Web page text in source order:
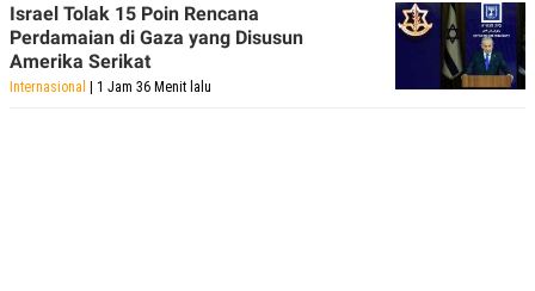
Israel Tolak 15 Poin Rencana
Perdamaian di Gaza yang Disusun
Amerika Serikat
Internasional | 1 Jam 36 Menit lalu